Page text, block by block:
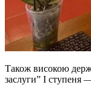
Також високою
заслуги” I ступеня